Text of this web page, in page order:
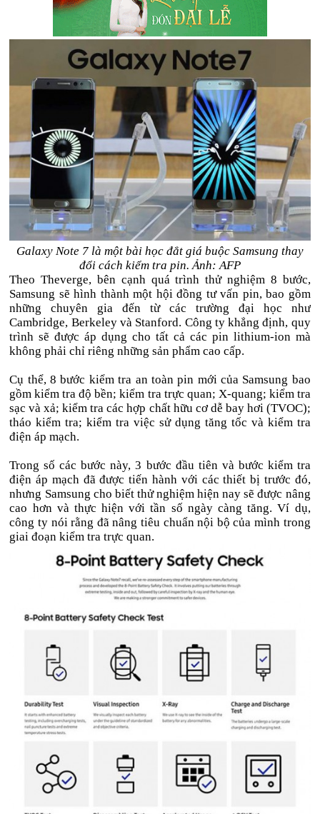
Galaxy Note 7 là một bài học đắt giá buộc Samsung thay
đổi cách kiểm tra pin. Ảnh: AFP
Theo Theverge, bên cạnh quá trình thử nghiệm 8 bước,
Samsung sẽ hình thành một hội đồng tư vấn pin, bao gồm
những chuyên gia đến từ các trường đại học như
Cambridge, Berkeley và Stanford. Công ty khẳng định, quy
trình sẽ được áp dụng cho tất cả các pin lithium-ion mà
không phải chỉ riêng những sản phẩm cao cấp.
Cụ thể, 8 bước kiểm tra an toàn pin mới của Samsung bao
gồm kiểm tra độ bền; kiểm tra trực quan; X-quang; kiểm tra
sạc và xả; kiểm tra các hợp chất hữu cơ dễ bay hơi (TVOC);
tháo kiểm tra; kiểm tra việc sử dụng tăng tốc và kiểm tra
điện áp mạch.
Trong số các bước này, 3 bước đầu tiên và bước kiểm tra
điện áp mạch đã được tiến hành với các thiết bị trước đó,
nhưng Samsung cho biết thử nghiệm hiện nay sẽ được nâng
cao hơn và thực hiện với tần số ngày càng tăng. Ví dụ,
công ty nói rằng đã nâng tiêu chuẩn nội bộ của mình trong
giai đoạn kiểm tra trực quan.